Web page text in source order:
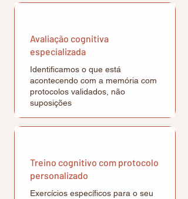
Avaliação cognitiva
especializada
Identificamos o que está
acontecendo com a memória com
protocolos validados, não
suposições
Treino cognitivo com protocolo
personalizado
Exercícios específicos para o seu